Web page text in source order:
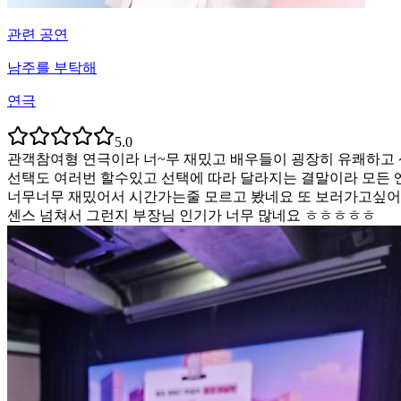
관련 공연
남주를 부탁해
연극
5.0
관객참여형 연극이라 너~무 재밌고 배우들이 굉장히 유쾌하
선택도 여러번 할수있고 선택에 따라 달라지는 결말이라 모
너무너무 재밌어서 시간가는줄 모르고 봤네요 또 보러가고싶
센스 넘쳐서 그런지 부장님 인기가 너무 많네요 ㅎㅎㅎㅎㅎ